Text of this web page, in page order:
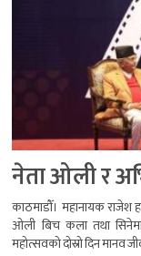
नेता ओली र
काठमाडौँ। महानायक राजेश
ओली बिच कला तथा
महोत्सवको दोस्रो दिन मानव